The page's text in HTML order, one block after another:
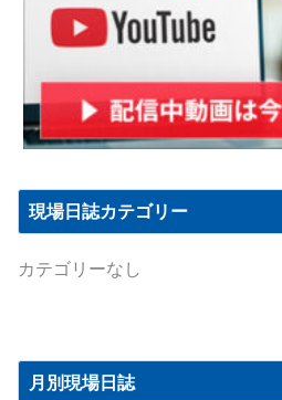
現場日誌カテゴリー
カテゴリーなし
月別現場日誌